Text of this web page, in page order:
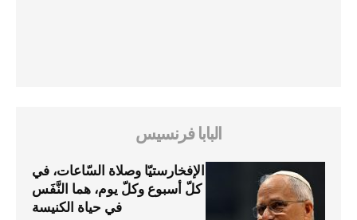
البابا فرنسيس
الإفخارستيّا وصلاة السّاعات، في
كلّ أسبوع وكلّ يوم، هما النَّفَس
في حياة الكنيسة